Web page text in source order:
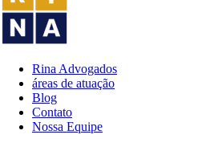
Rina Advogados
áreas de atuação
Blog
Contato
Nossa Equipe